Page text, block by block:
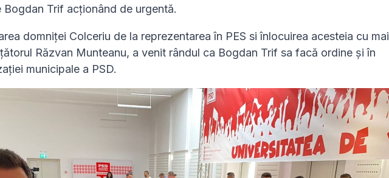
Bogdan Trif acționând de urgentă.
domniței Colceriu de la reprezentarea în PES si înlocuirea acesteia cu mai
Răzvan Munteanu, a venit rândul ca Bogdan Trif sa facă ordine și în
municipale a PSD.